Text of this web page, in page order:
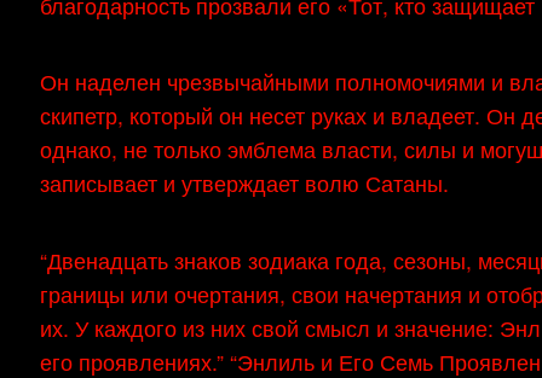
Он наделен чрезвычайными полномочиями и
скипетр, который он несет руках и владеет. Он
однако, не только эмблема власти, силы и
записывает и утверждает волю Сатаны.
“Двенадцать знаков зодиака года, сезоны,
границы или очертания, свои начертания и
их. У каждого из них свой смысл и значение:
его проявлениях.” “Энлиль и Его Семь